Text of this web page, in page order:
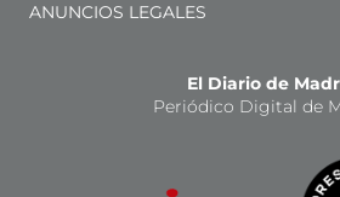
ANUNCIOS LEGALES
El Diario de
Periódico Digital de